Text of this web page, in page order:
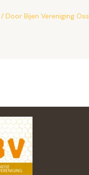
/ Door Bijen Vereniging Oss